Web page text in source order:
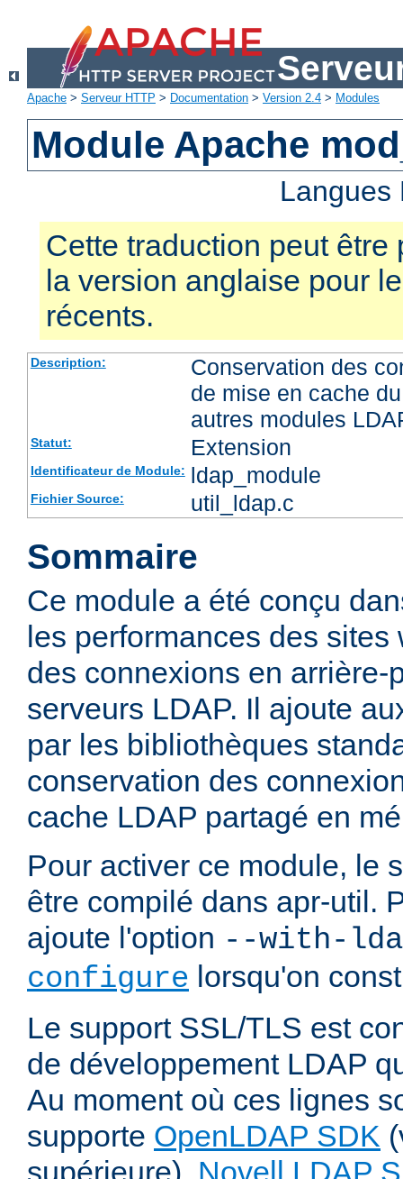
Apache > Serveur HTTP > Documentation > Version 2.4 > Modules
Module Apache
Cette traduction peut être
la version anglaise pour
récents.
Description:
Conservation des
de mise en cache
autres modules
Statut: Extension
Identificateur de Module: ldap_module
Fichier Source: util_ldap.c
Sommaire
Ce module a été conçu
les performances des
des connexions en arrière-
serveurs LDAP. Il ajoute
par les bibliothèques
conservation des
cache LDAP partagé en
Pour activer ce module, le
être compilé dans apr-util.
ajoute l'option --with-
configure lorsqu'on
Le support SSL/TLS est
de développement LDAP
Au moment où ces lignes
supporte OpenLDAP SDK